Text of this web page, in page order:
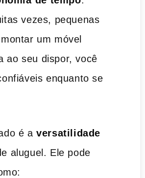
vezes, pequenas
um móvel
ao seu dispor, você
enquanto se
é aversatilidade
aluguel. Ele pode